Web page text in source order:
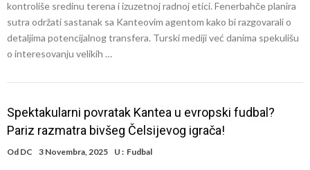
kontroliše sredinu terena i izuzetnoj radnoj etici. Fenerbahče planira
sutra održati sastanak sa Kanteovim agentom kako bi razgovarali o
detaljima potencijalnog transfera. Turski mediji već danima spekulišu
o interesovanju velikih …
Spektakularni povratak Kantea u evropski fudbal?
Pariz razmatra bivšeg Čelsijevog igrača!
Od DC 3 Novembra, 2025 U : Fudbal